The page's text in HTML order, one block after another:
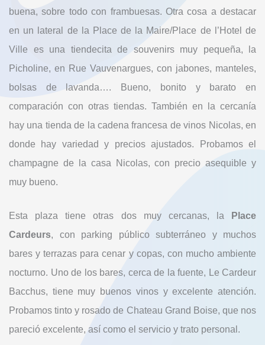
buena, sobre todo con frambuesas. Otra cosa a destacar
en un lateral de la Place de la Maire/Place de l’Hotel de
Ville es una tiendecita de souvenirs muy pequeña, la
Picholine, en Rue Vauvenargues, con jabones, manteles,
bolsas de lavanda…. Bueno, bonito y barato en
comparación con otras tiendas. También en la cercanía
hay una tienda de la cadena francesa de vinos Nicolas, en
donde hay variedad y precios ajustados. Probamos el
champagne de la casa Nicolas, con precio asequible y
muy bueno.
Esta plaza tiene otras dos muy cercanas, la
Place
Cardeurs, con parking público subterráneo y muchos
bares y terrazas para cenar y copas, con mucho ambiente
nocturno. Uno de los bares, cerca de la fuente, Le Cardeur
Bacchus, tiene muy buenos vinos y excelente atención.
Probamos tinto y rosado de Chateau Grand Boise, que nos
pareció excelente, así como el servicio y trato personal.